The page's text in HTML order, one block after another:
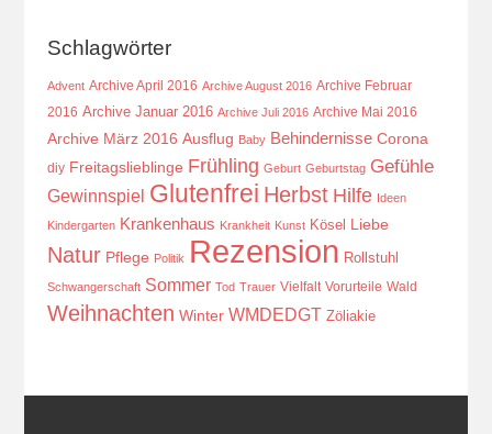
Schlagwörter
Advent Archive April 2016 Archive August 2016 Archive Februar
2016 Archive Januar 2016 Archive Juli 2016 Archive Mai 2016
Archive März 2016 Ausflug Baby Behindernisse Corona
diy Freitagslieblinge Frühling Geburt Geburtstag Gefühle
Gewinnspiel Glutenfrei Herbst Hilfe Ideen
Kindergarten Krankenhaus Krankheit Kunst Kösel Liebe
Natur Pflege Politik Rezension Rollstuhl
Schwangerschaft Sommer Tod Trauer Vielfalt Vorurteile Wald
Weihnachten Winter WMDEDGT Zöliakie